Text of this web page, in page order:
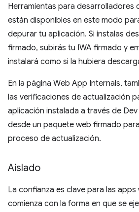
Herramientas para desarrolladores
están disponibles en este modo
depurar tu aplicación. Si instalas
firmado, subirás tu IWA firmado y
instalará como si la hubiera
En la página Web App Internals,
las verificaciones de actualización
aplicación instalada a través de
desde un paquete web firmado
proceso de actualización.
Aislado
La confianza es clave para las apps
comienza con la forma en que se